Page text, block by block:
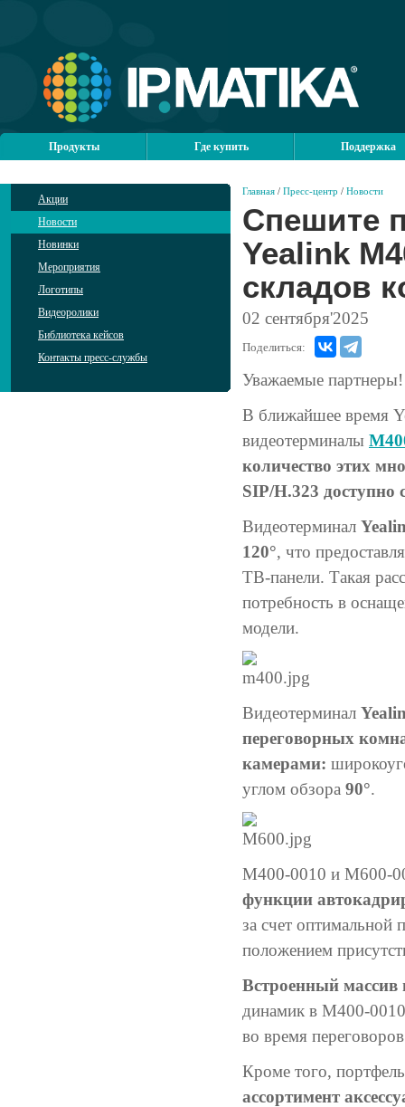
Продукты Где купить Поддержка
Акции
Новости
Новинки
Мероприятия
Логотипы
Видеоролики
Библиотека кейсов
Контакты пресс-службы
Главная / Пресс-центр / Новости
Спешите
Yealink
складов
02 сентября'2025
Поделиться:
Уважаемые партнеры!
В ближайшее время
видеотерминалы
количество этих
SIP/H.323
Видеотерминал
120°, что
ТВ-панели. Такая
потребность в
модели.
Видеотерминал
переговорных
камерами:
углом обзора 90°.
M400-0010 и M600-
функции
за счет оптимальной
положением
Встроенный
динамик в M400-
во время
Кроме того,
ассортимент